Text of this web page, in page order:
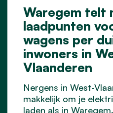
Waregem telt
laadpunten
wagens per
inwoners in
Vlaanderen
Nergens in West-
makkelijk om je
laden als in